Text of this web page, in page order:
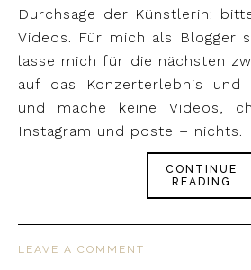
Durchsage der Künstlerin:
Videos. Für mich als Blogger
lasse mich für die nächsten
auf das Konzerterlebnis
und mache keine Videos,
Instagram und poste – nichts.
CONTINUE
READING
LEAVE A COMMENT